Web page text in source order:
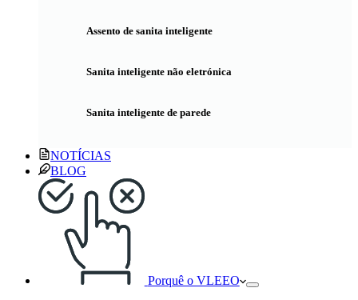
Assento de sanita inteligente
Sanita inteligente não eletrónica
Sanita inteligente de parede
NOTÍCIAS
BLOG
Porquê o VLEEO